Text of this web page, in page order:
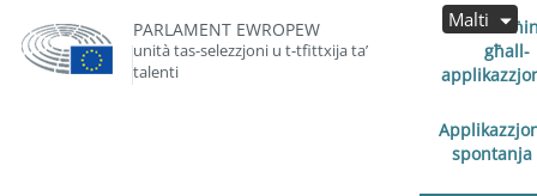
PARLAMENT EWROPEW
unità tas-selezzjoni u t-tfittxija ta’
talenti
għall-
spontanja
Malti